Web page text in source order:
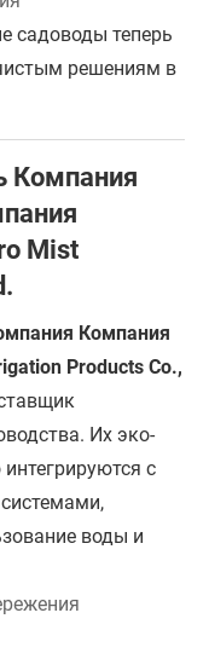
садоводы теперь
решениям в
Компания
Mist
Компания
Products Co.,
Их эко-
с
воды и